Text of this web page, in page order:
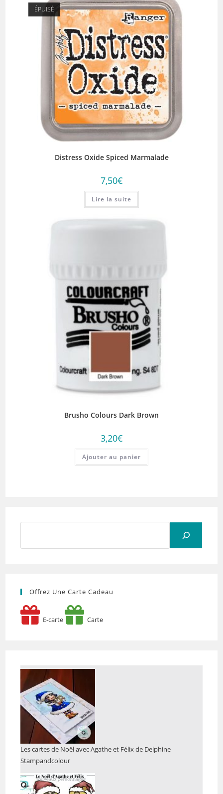
ÉPUISÉ
Distress Oxide Spiced Marmalade
7,50€
Lire la suite
Brusho Colours Dark Brown
3,20€
Ajouter au panier
Offrez Une Carte Cadeau
E-carte Carte
Les cartes de Noël avec Agathe et Félix de Delphine
Stampandcolour